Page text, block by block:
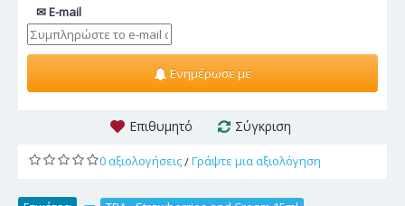
✉ E-mail
Ενημέρωσε με
Επιθυμητό Σύγκριση
0 αξιολογήσεις/Γράψτε μια αξιολόγηση